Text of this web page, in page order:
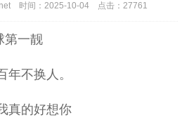
时间： 2025-10-04 点击： 27761
第一靓
年不换人。
真的好想你